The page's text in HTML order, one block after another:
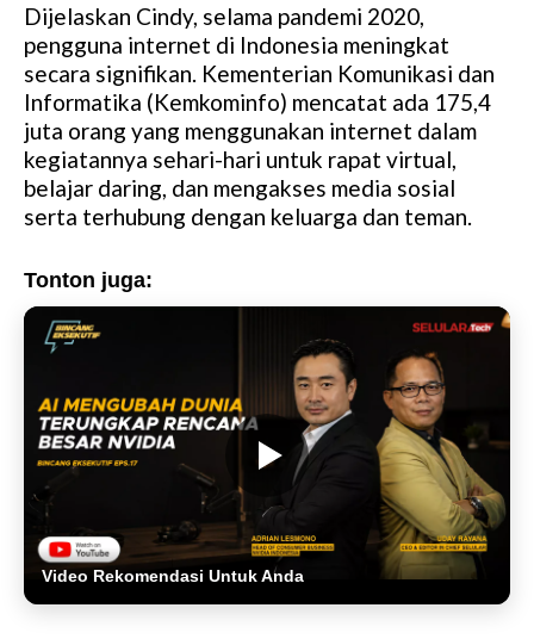
Dijelaskan Cindy, selama pandemi 2020,
pengguna internet di Indonesia meningkat
secara signifikan. Kementerian Komunikasi dan
Informatika (Kemkominfo) mencatat ada 175,4
juta orang yang menggunakan internet dalam
kegiatannya sehari-hari untuk rapat virtual,
belajar daring, dan mengakses media sosial
serta terhubung dengan keluarga dan teman.
Tonton juga:
Video Rekomendasi Untuk Anda